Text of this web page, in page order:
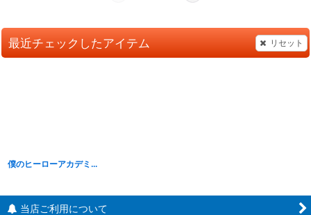
最近チェックしたアイテム リセット
僕のヒーローアカデミア GLITTER＆GLAMOURS -NEJIRE HADO II-【波動ねじれ】
当店ご利用について